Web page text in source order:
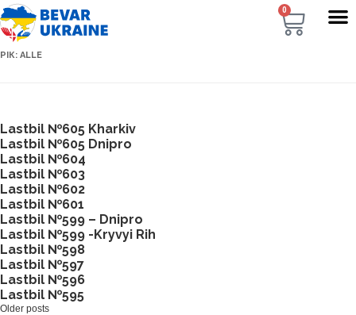
0
РІК: ALLE
Lastbil №605 Kharkiv
Lastbil №605 Dnipro
Lastbil №604
Lastbil №603
Lastbil №602
Lastbil №601
Lastbil №599 – Dnipro
Lastbil №599 -Kryvyi Rih
Lastbil №598
Lastbil №597
Lastbil №596
Lastbil №595
Older posts